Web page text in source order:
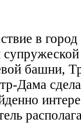
в
башни,
Дама